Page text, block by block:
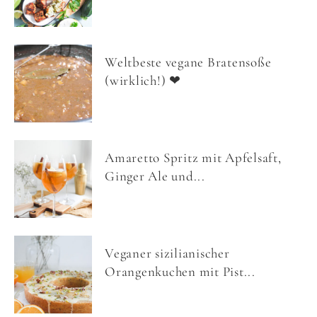
Weltbeste vegane Bratensoße
(wirklich!) ❤
Amaretto Spritz mit Apfelsaft,
Ginger Ale und...
Veganer sizilianischer
Orangenkuchen mit Pist...